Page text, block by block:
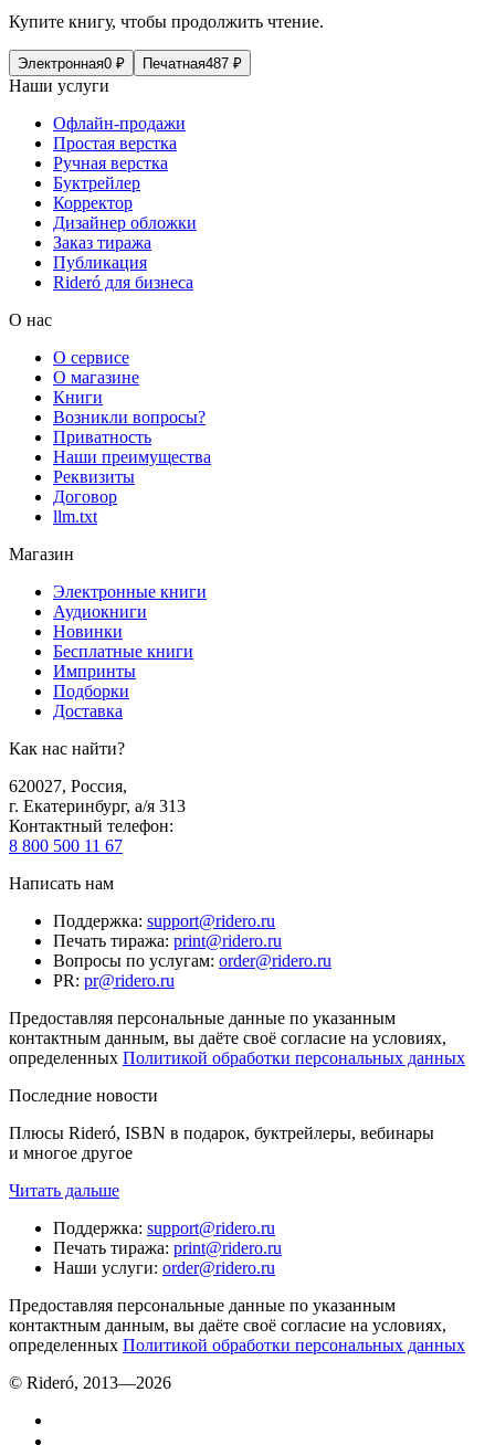
Купите книгу, чтобы продолжить чтение.
Электронная0 ₽ Печатная487 ₽
Наши услуги
Офлайн-продажи
Простая верстка
Ручная верстка
Буктрейлер
Корректор
Дизайнер обложки
Заказ тиража
Публикация
Rideró для бизнеса
О нас
О сервисе
О магазине
Книги
Возникли вопросы?
Приватность
Наши преимущества
Реквизиты
Договор
llm.txt
Магазин
Электронные книги
Аудиокниги
Новинки
Бесплатные книги
Импринты
Подборки
Доставка
Как нас найти?
620027, Россия,
г. Екатеринбург, а/я 313
Контактный телефон:
8 800 500 11 67
Написать нам
Поддержка: support@ridero.ru
Печать тиража: print@ridero.ru
Вопросы по услугам: order@ridero.ru
PR: pr@ridero.ru
Предоставляя персональные данные по указанным
контактным данным, вы даёте своё согласие на условиях,
определенных Политикой обработки персональных данных
Последние новости
Плюсы Rideró, ISBN в подарок, буктрейлеры, вебинары
и многое другое
Читать дальше
Поддержка: support@ridero.ru
Печать тиража: print@ridero.ru
Наши услуги: order@ridero.ru
Предоставляя персональные данные по указанным
контактным данным, вы даёте своё согласие на условиях,
определенных Политикой обработки персональных данных
© Rideró, 2013—2026